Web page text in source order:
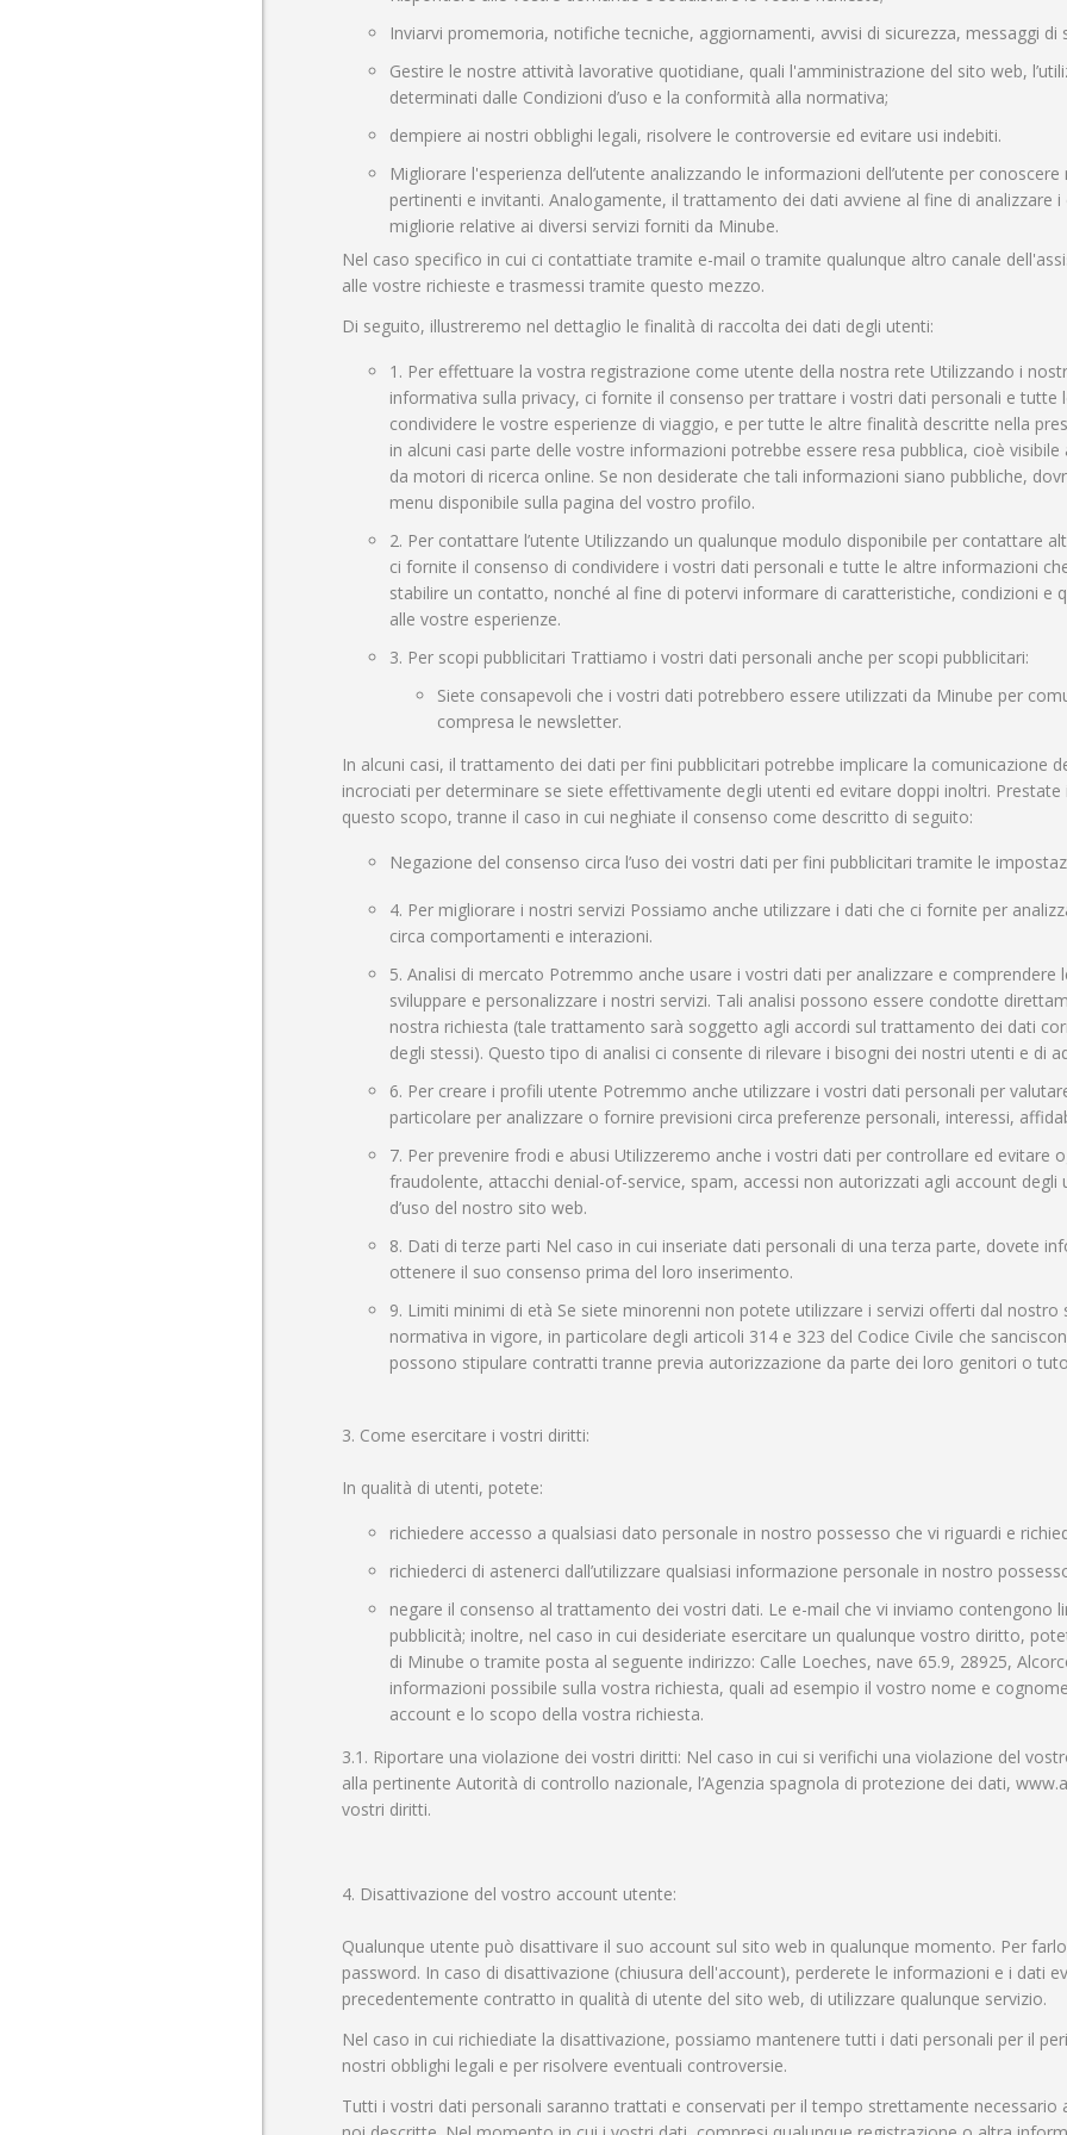
Inviarvi promemoria, notifiche tecniche, aggiornamenti, avvisi di sicurezza, messaggi
Gestire le nostre attività lavorative quotidiane, quali l'amministrazione del sito web,
determinati dalle Condizioni d’uso e la conformità alla normativa;
dempiere ai nostri obblighi legali, risolvere le controversie ed evitare usi indebiti.
Migliorare l'esperienza dell’utente analizzando le informazioni dell’utente per
pertinenti e invitanti. Analogamente, il trattamento dei dati avviene al fine di analizzare
migliorie relative ai diversi servizi forniti da Minube.
Nel caso specifico in cui ci contattiate tramite e-mail o tramite qualunque altro canale
alle vostre richieste e trasmessi tramite questo mezzo.
Di seguito, illustreremo nel dettaglio le finalità di raccolta dei dati degli utenti:
1. Per effettuare la vostra registrazione come utente della nostra rete Utilizzando i
informativa sulla privacy, ci fornite il consenso per trattare i vostri dati personali e
condividere le vostre esperienze di viaggio, e per tutte le altre finalità descritte nella
in alcuni casi parte delle vostre informazioni potrebbe essere resa pubblica, cioè
da motori di ricerca online. Se non desiderate che tali informazioni siano pubbliche,
menu disponibile sulla pagina del vostro profilo.
2. Per contattare l’utente Utilizzando un qualunque modulo disponibile per contattare
ci fornite il consenso di condividere i vostri dati personali e tutte le altre informazioni
stabilire un contatto, nonché al fine di potervi informare di caratteristiche, condizioni e
alle vostre esperienze.
3. Per scopi pubblicitari Trattiamo i vostri dati personali anche per scopi pubblicitari:
Siete consapevoli che i vostri dati potrebbero essere utilizzati da Minube per
compresa le newsletter.
In alcuni casi, il trattamento dei dati per fini pubblicitari potrebbe implicare la comunicazione
incrociati per determinare se siete effettivamente degli utenti ed evitare doppi inoltri.
questo scopo, tranne il caso in cui neghiate il consenso come descritto di seguito:
Negazione del consenso circa l’uso dei vostri dati per fini pubblicitari tramite le
4. Per migliorare i nostri servizi Possiamo anche utilizzare i dati che ci fornite per
circa comportamenti e interazioni.
5. Analisi di mercato Potremmo anche usare i vostri dati per analizzare e
sviluppare e personalizzare i nostri servizi. Tali analisi possono essere condotte
nostra richiesta (tale trattamento sarà soggetto agli accordi sul trattamento dei dati
degli stessi). Questo tipo di analisi ci consente di rilevare i bisogni dei nostri utenti e di
6. Per creare i profili utente Potremmo anche utilizzare i vostri dati personali per
particolare per analizzare o fornire previsioni circa preferenze personali, interessi,
7. Per prevenire frodi e abusi Utilizzeremo anche i vostri dati per controllare ed evitare
fraudolente, attacchi denial-of-service, spam, accessi non autorizzati agli account
d’uso del nostro sito web.
8. Dati di terze parti Nel caso in cui inseriate dati personali di una terza parte, dovete
ottenere il suo consenso prima del loro inserimento.
9. Limiti minimi di età Se siete minorenni non potete utilizzare i servizi offerti dal
normativa in vigore, in particolare degli articoli 314 e 323 del Codice Civile che
possono stipulare contratti tranne previa autorizzazione da parte dei loro genitori o
3. Come esercitare i vostri diritti:
In qualità di utenti, potete:
richiedere accesso a qualsiasi dato personale in nostro possesso che vi riguardi e
richiederci di astenerci dall’utilizzare qualsiasi informazione personale in nostro
negare il consenso al trattamento dei vostri dati. Le e-mail che vi inviamo contengono
pubblicità; inoltre, nel caso in cui desideriate esercitare un qualunque vostro diritto,
di Minube o tramite posta al seguente indirizzo: Calle Loeches, nave 65.9, 28925,
informazioni possibile sulla vostra richiesta, quali ad esempio il vostro nome e
account e lo scopo della vostra richiesta.
3.1. Riportare una violazione dei vostri diritti: Nel caso in cui si verifichi una violazione del
alla pertinente Autorità di controllo nazionale, l’Agenzia spagnola di protezione dei dati,
vostri diritti.
4. Disattivazione del vostro account utente:
Qualunque utente può disattivare il suo account sul sito web in qualunque momento. Per
password. In caso di disattivazione (chiusura dell'account), perderete le informazioni e i dati
precedentemente contratto in qualità di utente del sito web, di utilizzare qualunque servizio.
Nel caso in cui richiediate la disattivazione, possiamo mantenere tutti i dati personali per il
nostri obblighi legali e per risolvere eventuali controversie.
Tutti i vostri dati personali saranno trattati e conservati per il tempo strettamente